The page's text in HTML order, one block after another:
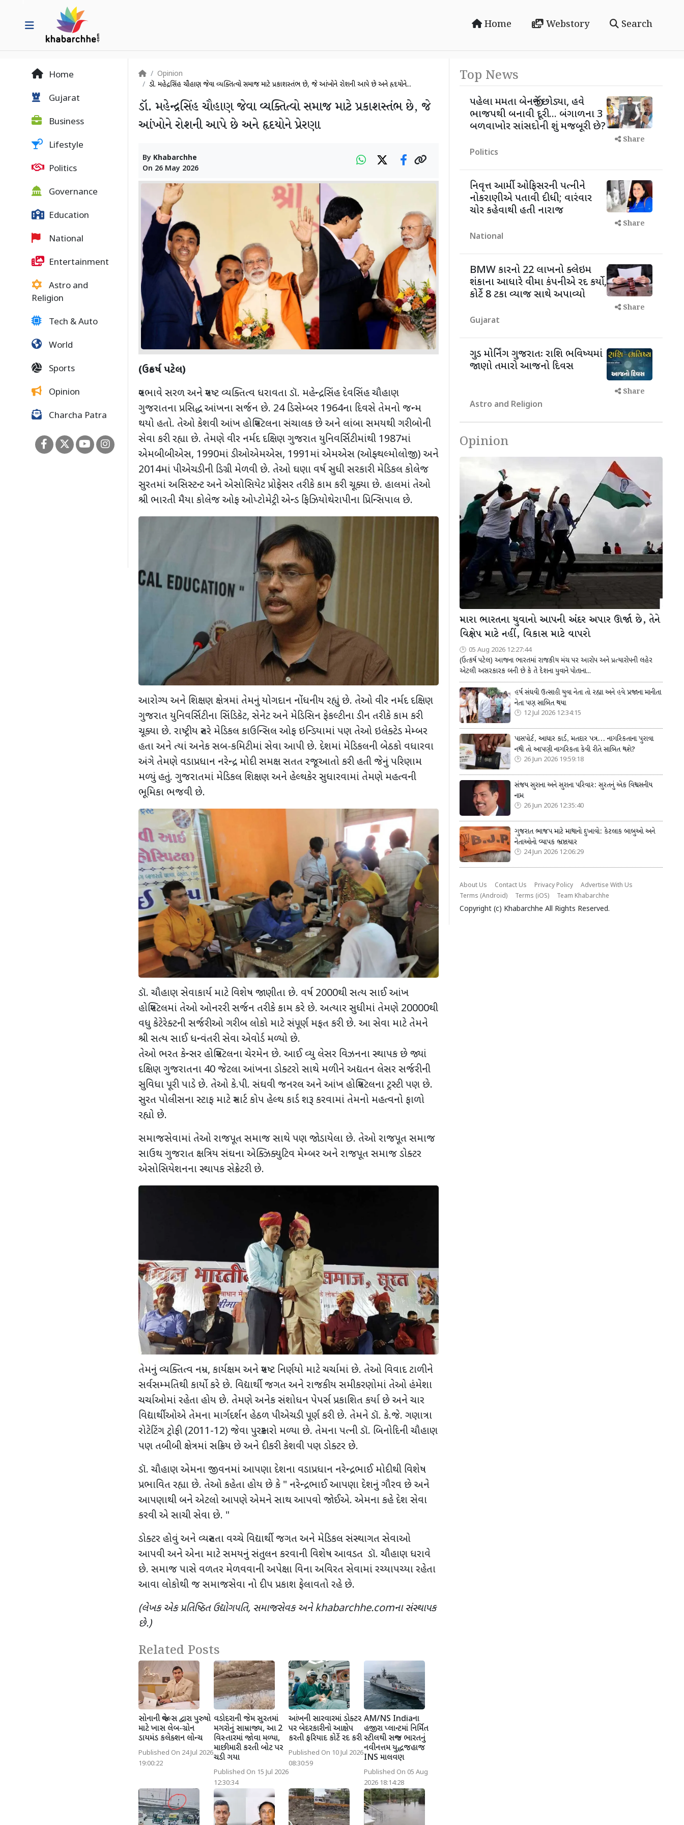
Home Webstory Search
Home
Gujarat
Business
Lifestyle
Politics
Governance
Education
National
Entertainment
Astro and
Religion
Tech & Auto
World
Sports
Opinion
Charcha Patra
Opinion
ડૉ. મહેન્દ્રસિંહ ચૌહાણ જેવા વ્યક્તિત્વો સમાજ માટે પ્રકાશસ્તંભ છે, જે આંખોને રોશની આપે છે અને હૃદયોને...
ડૉ. મહેન્દ્રસિંહ ચૌહાણ જેવા વ્યક્તિત્વો સમાજ માટે પ્રકાશસ્તંભ છે, જે
આંખોને રોશની આપે છે અને હૃદયોને પ્રેરણા
By Khabarchhe
On 26 May 2026
(ઉત્કર્ષ પટેલ)
સ્વભાવે સરળ અને સ્પષ્ટ વ્યક્તિત્વ ધરાવતા ડૉ. મહેન્દ્રસિંહ દેવસિંહ ચૌહાણ
ગુજરાતના પ્રસિદ્ધ આંખના સર્જન છે. 24 ડિસેમ્બર 1964ના દિવસે તેમનો જન્મ
થયો હતો. તેઓ કેશવી આંખ હોસ્પિટલના સંચાલક છે અને લાંબા સમયથી ગરીબોની
સેવા કરી રહ્યા છે. તેમણે વીર નર્મદ દક્ષિણ ગુજરાત યુનિવર્સિટીમાંથી 1987માં
એમબીબીએસ, 1990માં ડીઓએમએસ, 1991માં એમએસ (ઓફ્થલ્મોલોજી) અને
2014માં પીએચડીની ડિગ્રી મેળવી છે. તેઓ ઘણા વર્ષ સુધી સરકારી મેડિકલ કોલેજ
સુરતમાં અસિસ્ટન્ટ અને એસોસિયેટ પ્રોફેસર તરીકે કામ કરી ચૂક્યા છે. હાલમાં તેઓ
શ્રી ભારતી મૈયા કોલેજ ઓફ ઓપ્ટોમેટ્રી એન્ડ ફિઝિયોથેરાપીના પ્રિન્સિપાલ છે.
આરોગ્ય અને શિક્ષણ ક્ષેત્રમાં તેમનું યોગદાન નોંધનીય રહ્યું છે. તેઓ વીર નર્મદ દક્ષિણ
ગુજરાત યુનિવર્સિટીના સિંડિકેટ, સેનેટ અને મેડિસિન ફેકલ્ટીના ડીન તરીકે કામ કરી
ચૂક્યા છે. રાષ્ટ્રીય સ્તરે મેડિકલ કાઉન્સિલ ઓફ ઇન્ડિયામાં પણ તેઓ ઇલેક્ટેડ મેમ્બર
હતા અને ત્યાં અનેક સબ-કમિટીમાં સેવા આપી છે. દેશમાં મેડિકલની બેઠકો વધારવા
અંગે તેમણે વડાપ્રધાન નરેન્દ્ર મોદી સમક્ષ સતત રજૂઆતો કરી હતી જેનું પરિણામ
મળ્યું હતું. ગુજરાતમાં મેડિકલ શિક્ષણ અને હેલ્થકેર સુધારવામાં તેમણે મહત્વની
ભૂમિકા ભજવી છે.
ડૉ. ચૌહાણ સેવાકાર્ય માટે વિશેષ જાણીતા છે. વર્ષ 2000થી સત્ય સાઈ આંખ
હોસ્પિટલમાં તેઓ ઓનરરી સર્જન તરીકે કામ કરે છે. અત્યાર સુધીમાં તેમણે 20000થી
વધુ કેટેરેક્ટની સર્જરીઓ ગરીબ લોકો માટે સંપૂર્ણ મફત કરી છે. આ સેવા માટે તેમને
શ્રી સત્ય સાઈ ધન્વંતરી સેવા એવોર્ડ મળ્યો છે.
તેઓ ભરત કેન્સર હોસ્પિટલના ચેરમેન છે. આઈ વ્યુ લેસર વિઝનના સ્થાપક છે જ્યાં
દક્ષિણ ગુજરાતના 40 જેટલા આંખના ડોક્ટરો સાથે મળીને અદ્યતન લેસર સર્જરીની
સુવિધા પૂરી પાડે છે. તેઓ કે.પી. સંઘવી જનરલ અને આંખ હોસ્પિટલના ટ્રસ્ટી પણ છે.
સુરત પોલીસના સ્ટાફ માટે સ્માર્ટ કોપ હેલ્થ કાર્ડ શરૂ કરવામાં તેમનો મહત્વનો ફાળો
રહ્યો છે.
સમાજસેવામાં તેઓ રાજપૂત સમાજ સાથે પણ જોડાયેલા છે. તેઓ રાજપૂત સમાજ
સાઉથ ગુજરાત ક્ષત્રિય સંઘના એક્ઝિક્યુટિવ મેમ્બર અને રાજપૂત સમાજ ડોક્ટર
એસોસિયેશનના સ્થાપક સેક્રેટરી છે.
તેમનું વ્યક્તિત્વ નમ્ર, કાર્યક્ષમ અને સ્પષ્ટ નિર્ણયો માટે ચર્ચામાં છે. તેઓ વિવાદ ટાળીને
સર્વસમ્મતિથી કાર્યો કરે છે. વિદ્યાર્થી જગત અને રાજકીય સમીકરણોમાં તેઓ હંમેશા
ચર્ચાઓમાં રહેતા હોય છે. તેમણે અનેક સંશોધન પેપર્સ પ્રકાશિત કર્યા છે અને ચાર
વિદ્યાર્થીઓએ તેમના માર્ગદર્શન હેઠળ પીએચડી પૂર્ણ કરી છે. તેમને ડૉ. કે.જે. ગણાત્રા
રોટેટિંગ ટ્રોફી (2011-12) જેવા પુરસ્કારો મળ્યા છે. તેમના પત્ની ડૉ. બિનોદિની ચૌહાણ
પણ તબીબી ક્ષેત્રમાં સક્રિય છે અને દીકરી કેશવી પણ ડોક્ટર છે.
ડૉ. ચૌહાણ એમના જીવનમાં આપણા દેશના વડાપ્રધાન નરેન્દ્રભાઈ મોદીથી વિશેષ
પ્રભાવિત રહ્યા છે. તેઓ કહેતા હોય છે કે " નરેન્દ્રભાઈ આપણા દેશનું ગૌરવ છે અને
આપણાથી બને એટલો આપણે એમને સાથ આપવો જોઈએ. એમના કહે દેશ સેવા
કરવી એ સાચી સેવા છે. "
ડોક્ટર હોવું અને વ્યસ્તતા વચ્ચે વિદ્યાર્થી જગત અને મેડિકલ સંસ્થાગત સેવાઓ
આપવી અને એના માટે સમયનું સંતુલન કરવાની વિશેષ આવડત ડૉ. ચૌહાણ ધરાવે
છે. સમાજ પાસે વળતર મેળવવાની અપેક્ષા વિના અવિરત સેવામાં રચ્યાપચ્યા રહેતા
આવા લોકોથી જ સમાજસેવા નો દીપ પ્રકાશ ફેલાવતો રહે છે.
(લેખક એક પ્રતિષ્ઠિત ઉદ્યોગપતિ, સમાજસેવક અને khabarchhe.comના સંસ્થાપક
છે.)
Related Posts
સોનાની જ્વેલ્સ દ્વારા પુરુષો
માટે ખાસ લેબ-ગ્રોન
ડાયમંડ કલેક્શન લોન્ચ
Published On 24 Jul 2026
19:00:22
વડોદરાની જેમ સુરતમાં
મગરોનું સામ્રાજ્ય, આ 2
વિસ્તારમાં જોવા મળ્યા,
માછીમારી કરતી બોટ પર
ચડી ગયા
Published On 15 Jul 2026
12:30:34
આંખની સારવારમાં ડોક્ટર
પર બેદરકારીનો આક્ષેપ
કરતી ફરિયાદ કોર્ટે રદ કરી
Published On 10 Jul 2026
08:30:59
AM/NS Indiaના
હજીરા પ્લાન્ટમાં નિર્મિત
સ્ટીલથી સજ્જ ભારતનું
નવીનત્તમ યુદ્ધજહાજ
INS માલવણ
Published On 05 Aug
2026 18:14:28
Top News
પહેલા મમતા બેનર્જીને છોડ્યા, હવે
ભાજપથી બનાવી દૂરી... બંગાળના 3
બળવાખોર સાંસદોની શું મજબૂરી છે?
Politics
Share
નિવૃત્ત આર્મી ઓફિસરની પત્નીને
નોકરાણીએ પતાવી દીધી; વારંવાર
ચોર કહેવાથી હતી નારાજ
National
Share
BMW કારનો 22 લાખનો ક્લેઇમ
શંકાના આધારે વીમા કંપનીએ રદ કર્યો,
કોર્ટે 8 ટકા વ્યાજ સાથે અપાવ્યો
Gujarat
Share
ગુડ મોર્નિંગ ગુજરાતઃ રાશિ ભવિષ્યમાં
જાણો તમારો આજનો દિવસ
Astro and Religion
Share
Opinion
મારા ભારતના યુવાનો આપની અંદર અપાર ઊર્જા છે, તેને
વિક્ષેપ માટે નહીં, વિકાસ માટે વાપરો
05 Aug 2026 12:27:44
(ઉત્કર્ષ પટેલ) આજના ભારતમાં રાજકીય મંચ પર આરોપ અને પ્રત્યારોપની લહેર
એટલી અસરકારક બની છે કે તે દેશના યુવાને પોતાના...
હર્ષ સંઘવી ઉત્સાહી યુવા નેતા તો રહ્યા અને હવે પ્રજાના માનીતા
નેતા પણ સાબિત થયા
12 Jul 2026 12:34:15
પાસપોર્ટ, આધાર કાર્ડ, મતદાર પત્ર... નાગરિકતાના પુરાવા
નથી તો આપણી નાગરિકતા કેવી રીતે સાબિત થશે?
26 Jun 2026 19:59:18
સંજય સુરાના અને સુરાના પરિવાર: સુરતનું એક વિશ્વસનીય
નામ
26 Jun 2026 12:35:40
ગુજરાત ભાજપ માટે માથાનો દુખાવો: કેટલાક બાબુઓ અને
નેતાઓનો વ્યાપક ભ્રષ્ટાચાર
24 Jun 2026 12:06:29
About Us Contact Us Privacy Policy
Advertise With Us
Terms (Android)
Terms (iOS) Team Khabarchhe
Copyright (c) Khabarchhe All Rights Reserved.